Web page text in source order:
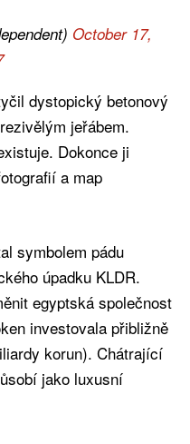
October 17,
dystopický betonový
jeřábem.
Dokonce ji
a map
symbolem pádu
úpadku KLDR.
egyptská společnost
investovala přibližně
korun). Chátrající
jako luxusní